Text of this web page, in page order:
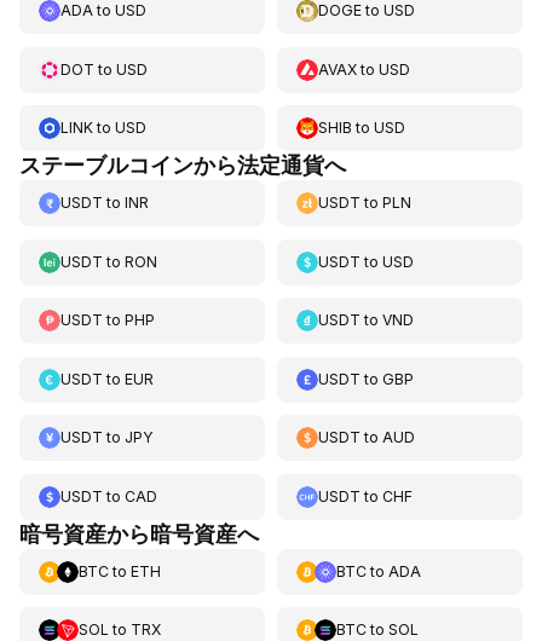
ADAto USD DOGEtoUSD
DOT to USD AVAXtoUSD
LINKto USD SHIB toUSD
ステーブルコインから法定通貨へ
USDT to INR USDT toPLN
USDT to RON USDT toUSD
USDT to PHP USDT toVND
USDT to EUR USDT toGBP
USDT to JPY USDT toAUD
USDT to CAD USDT toCHF
暗号資産から暗号資産へ
BTCto ETH BTCto ADA
SOL to TRX BTCto SOL